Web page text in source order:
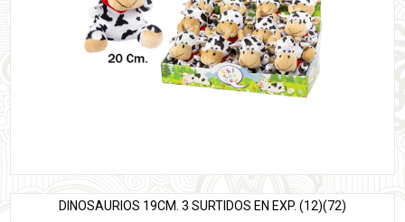
DINOSAURIOS 19CM. 3 SURTIDOS EN EXP. (12)(72)